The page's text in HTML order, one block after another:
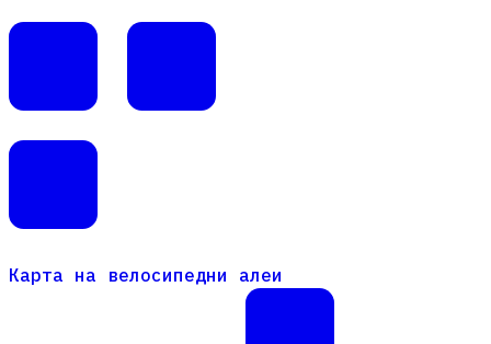
Карта на велосипедни алеи
Карта на велосипедни алеи